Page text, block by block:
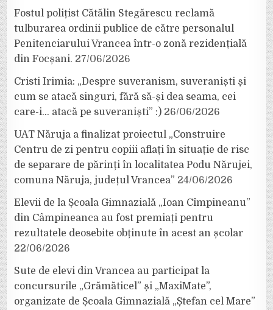
Fostul polițist Cătălin Stegărescu reclamă
tulburarea ordinii publice de către personalul
Penitenciarului Vrancea într-o zonă rezidențială
din Focșani. 27/06/2026
Cristi Irimia: „Despre suveranism, suveraniști și
cum se atacă singuri, fără să-și dea seama, cei
care-i… atacă pe suveraniști” :) 26/06/2026
UAT Năruja a finalizat proiectul „Construire
Centru de zi pentru copiii aflați în situație de risc
de separare de părinți în localitatea Podu Nărujei,
comuna Năruja, județul Vrancea” 24/06/2026
Elevii de la Școala Gimnazială „Ioan Cîmpineanu”
din Câmpineanca au fost premiați pentru
rezultatele deosebite obținute în acest an școlar
22/06/2026
Sute de elevi din Vrancea au participat la
concursurile „Grămăticel” și „MaxiMate”,
organizate de Școala Gimnazială „Ștefan cel Mare”